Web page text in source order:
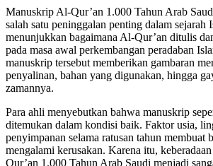
Manuskrip Al-Qur’an 1.000 Tahun Arab
salah satu peninggalan penting dalam sejarah
menunjukkan bagaimana Al-Qur’an ditulis
pada masa awal perkembangan peradaban
manuskrip tersebut memberikan gambaran
penyalinan, bahan yang digunakan, hingga
zamannya.
Para ahli menyebutkan bahwa manuskrip
ditemukan dalam kondisi baik. Faktor usia,
penyimpanan selama ratusan tahun membuat
mengalami kerusakan. Karena itu,
Qur’an 1.000 Tahun Arab Saudi menjadi